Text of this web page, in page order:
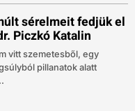
sérelmeit fedjük el
Piczkó Katalin
vitt szemetesből, egy
pillanatok alatt